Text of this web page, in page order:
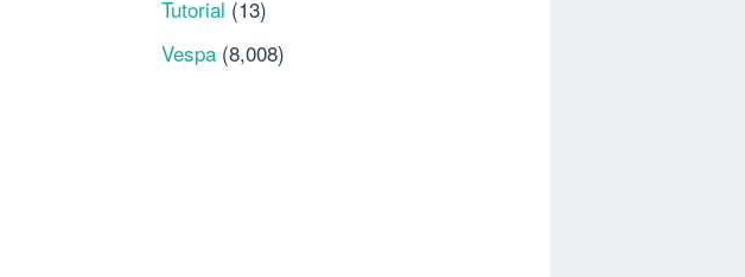
Tutorial (13)
Vespa (8,008)